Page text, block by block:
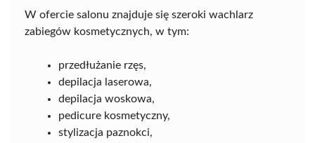
W ofercie salonu znajduje się szeroki wachlarz
zabiegów kosmetycznych, w tym:
przedłużanie rzęs,
depilacja laserowa,
depilacja woskowa,
pedicure kosmetyczny,
stylizacja paznokci,